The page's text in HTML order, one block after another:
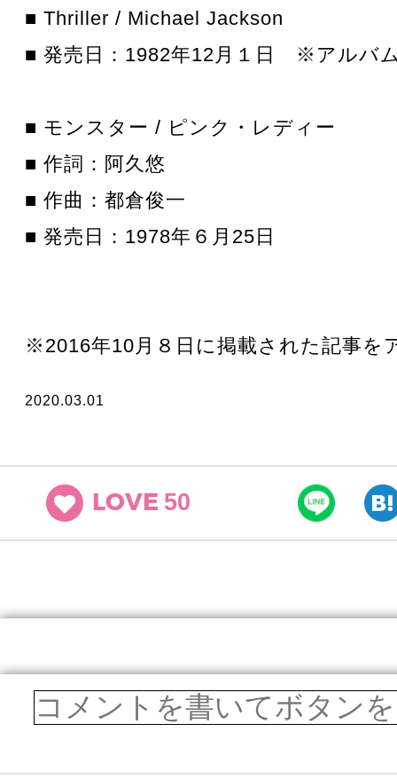
■ Thriller / Michael Jackson
■ 発売日：1982年12月１日 ※アルバ
■ モンスター / ピンク・レディー
■ 作詞：阿久悠
■ 作曲：都倉俊一
■ 発売日：1978年６月25日
※2016年10月８日に掲載された記事を
2020.03.01
LOVE 50